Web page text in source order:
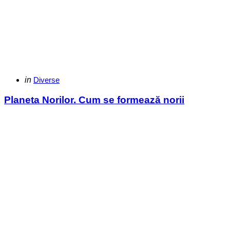
Categories
Posted
in Diverse
Planeta Norilor. Cum se formează norii